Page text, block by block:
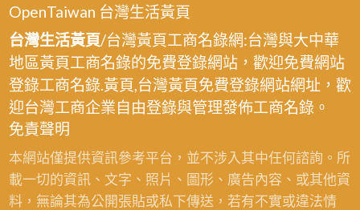
OpenTaiwan 台灣生活黃頁
台灣生活黃頁/台灣黃頁工商名錄網:台灣與大中華
地區黃頁工商名錄的免費登錄網站，歡迎免費網站
登錄工商名錄.黃頁,台灣黃頁免費登錄網站網址，歡
迎台灣工商企業自由登錄與管理發佈工商名錄。
免責聲明
本網站僅提供資訊參考平台，並不涉入其中任何諮詢。所
載一切的資訊、文字、照片、圖形、廣告內容、或其他資
料，無論其為公開張貼或私下傳送，若有不實或違法情